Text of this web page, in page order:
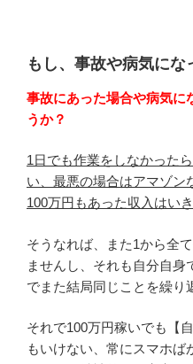
もし、事故や病気にな
事故にあった場合や病気に
うか？
1日でも作業をしなかった
い、最悪の場合はアマゾン
100万円もあった収入はい
そうなれば、また1から全
ませんし、それも自分自
でまた結局同じことを繰り
それで100万円稼いでも【
もいけない、常にスマホば